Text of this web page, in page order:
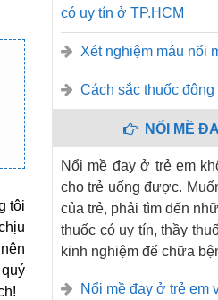
tôi
có uy tín ở TP.HCM
Xét nghiệm máu nổi
Cách sắc thuốc
NỔI MỀ
Nổi mề đay ở trẻ em
cho trẻ uống được.
của trẻ, phải tìm đến
thuốc có uy tín, thầy
kinh nghiệm để chữa
Nổi mề đay ở trẻ em